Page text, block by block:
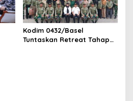
Kodim 0432/Basel
Tuntaskan Retreat Tahap